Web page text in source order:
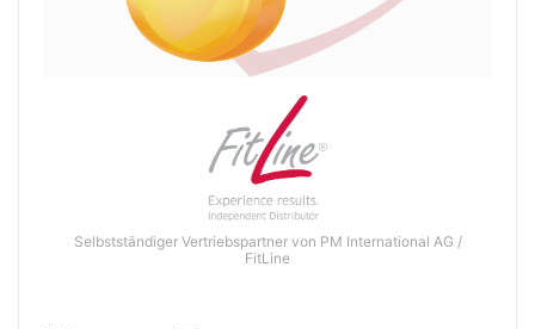
Selbstständiger Vertriebspartner von PM International AG /
FitLine